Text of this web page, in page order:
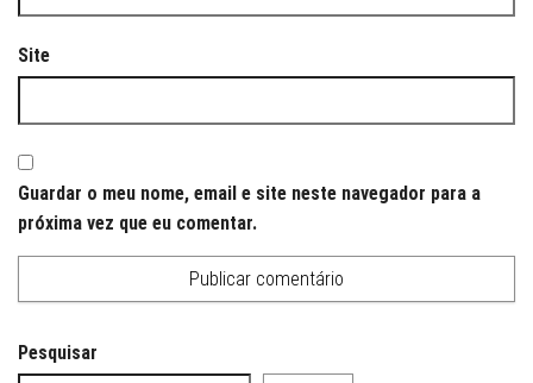
Site
Guardar o meu nome, email e site neste navegador para a
próxima vez que eu comentar.
Pesquisar